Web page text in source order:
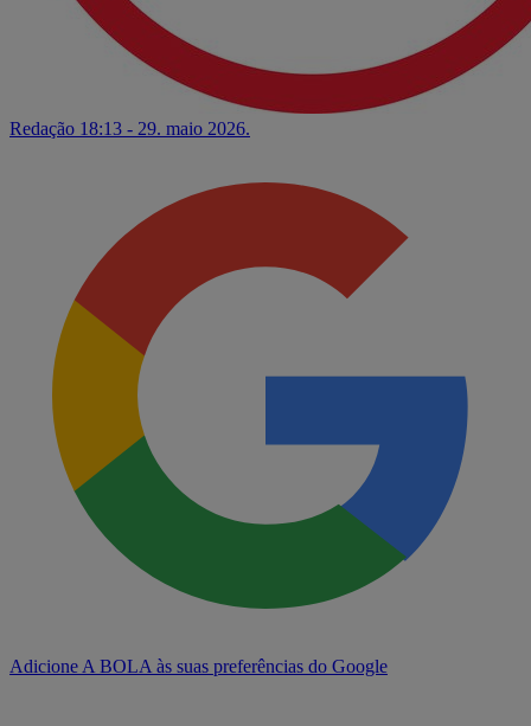
Redação 18:13 - 29. maio 2026.
Adicione A BOLA às suas preferências do Google